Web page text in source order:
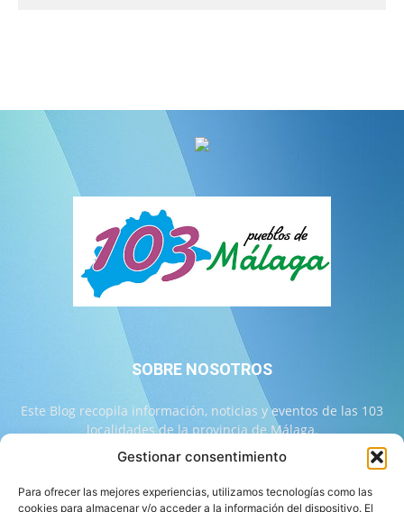
Gestionar consentimiento
Para ofrecer las mejores experiencias, utilizamos tecnologías como las
cookies para almacenar y/o acceder a la información del dispositivo. El
SOBRE NOSOTROS
Este Blog recopila información, noticias y eventos de las 103
localidades de la provincia de Málaga.
Contáctanos: info@103malaga.com